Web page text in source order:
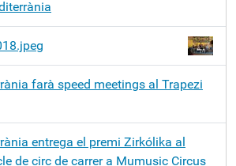
farà speed meetings al Trapezi
entrega el premi Zirkólika al
de circ de carrer a Mumusic Circus